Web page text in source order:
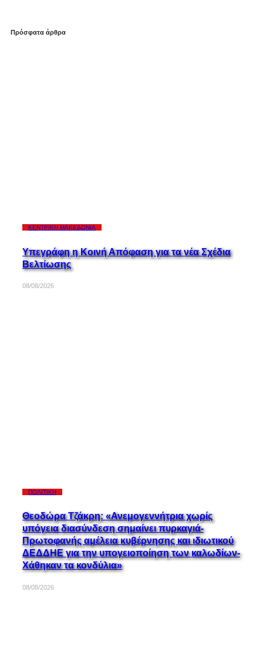
Πρόσφατα άρθρα
ΚΕΝΤΡΙΚΉ ΜΑΚΕΔΟΝΊΑ
Υπεγράφη η Κοινή Απόφαση για τα νέα Σχέδια
Βελτίωσης
08/08/2026
ΠΟΛΙΤΙΚΉ
Θεοδώρα Τζάκρη: «Ανεμογεννήτρια χωρίς
υπόγεια διασύνδεση σημαίνει πυρκαγιά-
Πρωτοφανής αμέλεια κυβέρνησης και ιδιωτικού
ΔΕΔΔΗΕ για την υπογειοποίηση των καλωδίων-
Χάθηκαν τα κονδύλια»
08/08/2026